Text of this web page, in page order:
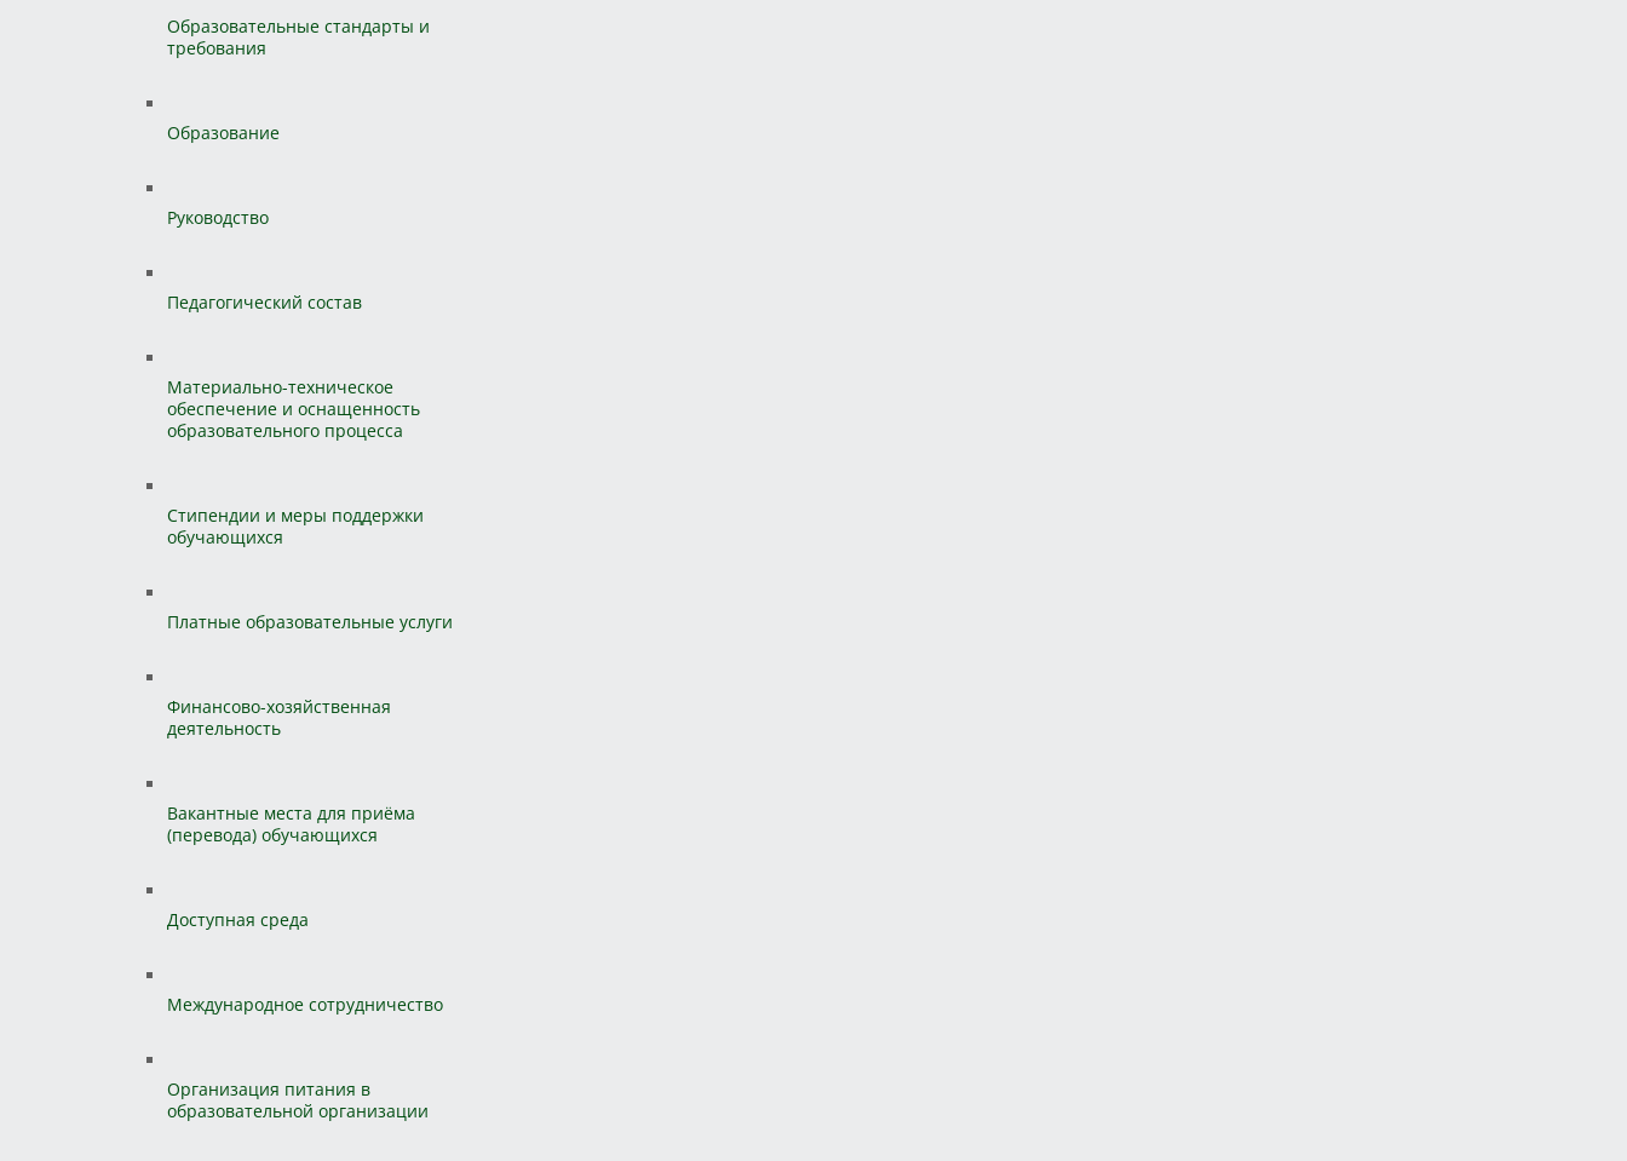
Образовательные стандарты и
требования
Образование
Руководство
Педагогический состав
Материально-техническое
обеспечение и оснащенность
образовательного процесса
Стипендии и меры поддержки
обучающихся
Платные образовательные услуги
Финансово-хозяйственная
деятельность
Вакантные места для приёма
(перевода) обучающихся
Доступная среда
Международное сотрудничество
Организация питания в
образовательной организации